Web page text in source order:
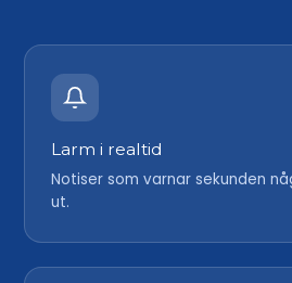
Larm i realtid
Notiser som varnar sekunden
ut.